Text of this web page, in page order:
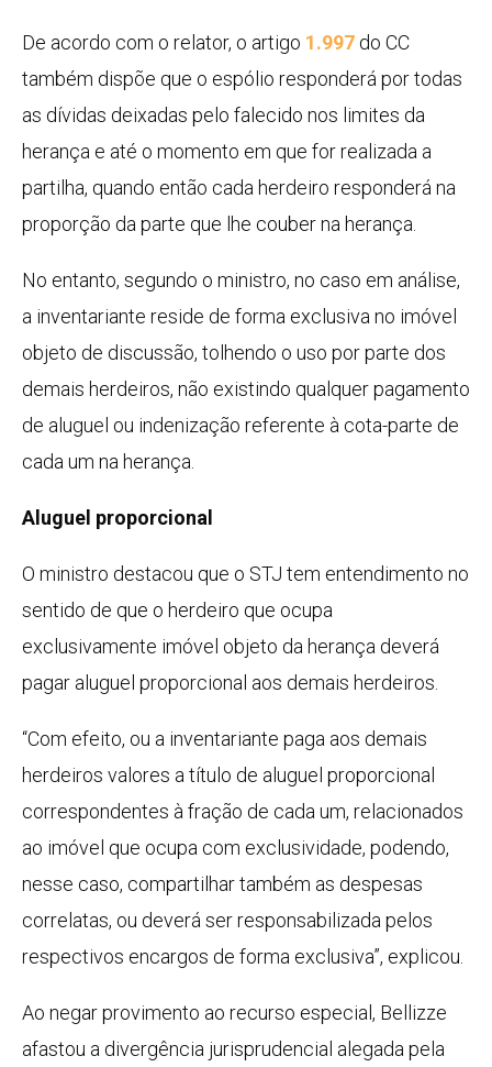
De acordo com o relator, o artigo 1.997 do CC
também dispõe que o espólio responderá por todas
as dívidas deixadas pelo falecido nos limites da
herança e até o momento em que for realizada a
partilha, quando então cada herdeiro responderá na
proporção da parte que lhe couber na herança.
No entanto, segundo o ministro, no caso em análise,
a inventariante reside de forma exclusiva no imóvel
objeto de discussão, tolhendo o uso por parte dos
demais herdeiros, não existindo qualquer pagamento
de aluguel ou indenização referente à cota-parte de
cada um na herança.
Aluguel proporcional
O ministro destacou que o STJ tem entendimento no
sentido de que o herdeiro que ocupa
exclusivamente imóvel objeto da herança deverá
pagar aluguel proporcional aos demais herdeiros.
“Com efeito, ou a inventariante paga aos demais
herdeiros valores a título de aluguel proporcional
correspondentes à fração de cada um, relacionados
ao imóvel que ocupa com exclusividade, podendo,
nesse caso, compartilhar também as despesas
correlatas, ou deverá ser responsabilizada pelos
respectivos encargos de forma exclusiva”, explicou.
Ao negar provimento ao recurso especial, Bellizze
afastou a divergência jurisprudencial alegada pela